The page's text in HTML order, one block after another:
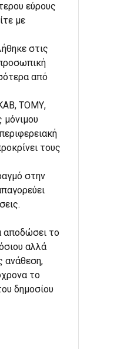
εύρους
με
στις
από
ΤΟΜΥ,
τους
στην
αποδώσει το
αλλά
ανάθεση,
το
δημοσίου